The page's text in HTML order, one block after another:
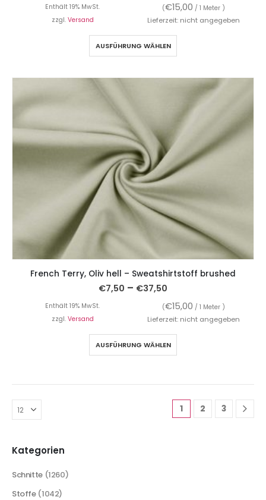
Enthält 19% MwSt. (€15,00 / 1 Meter )
zzgl. Versand Lieferzeit: nicht angegeben
AUSFÜHRUNG WÄHLEN
French Terry, Oliv hell – Sweatshirtstoff brushed
€7,50 – €37,50
Enthält 19% MwSt. (€15,00 / 1 Meter )
zzgl. Versand Lieferzeit: nicht angegeben
AUSFÜHRUNG WÄHLEN
1 2 3
Kategorien
Schnitte (1260)
Stoffe (1042)